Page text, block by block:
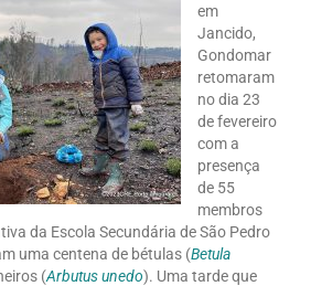
em
Jancido,
Gondomar
retomaram
no dia 23
de fevereiro
com a
presença
de 55
membros
da Escola Secundária de São Pedro
uma centena de bétulas (Betula
(Arbutus unedo). Uma tarde que